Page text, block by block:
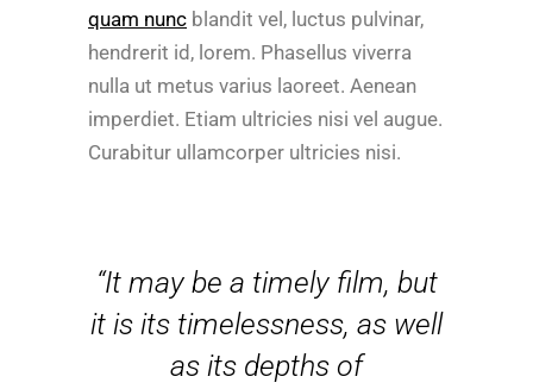
quam nunc blandit vel, luctus pulvinar,
hendrerit id, lorem. Phasellus viverra
nulla ut metus varius laoreet. Aenean
imperdiet. Etiam ultricies nisi vel augue.
Curabitur ullamcorper ultricies nisi.
“It may be a timely film, but
it is its timelessness, as well
as its depths of